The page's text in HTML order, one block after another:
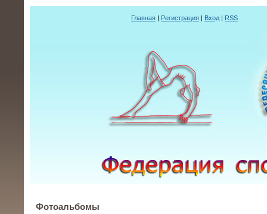
Главная | Регистрация | Вход | RSS
Фотоальбомы